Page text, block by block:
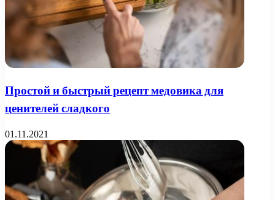
Простой и быстрый рецепт медовика для
ценителей сладкого
01.11.2021